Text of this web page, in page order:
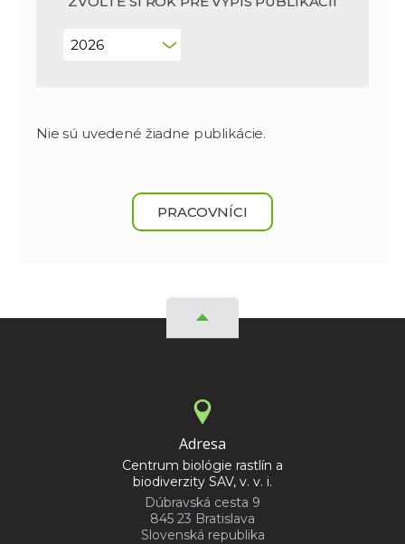
Nie sú uvedené žiadne publikácie.
PRACOVNÍCI
Adresa
Centrum biológie rastlín a
biodiverzity SAV, v. v. i.
Dúbravská cesta 9
845 23 Bratislava
Slovenská republika